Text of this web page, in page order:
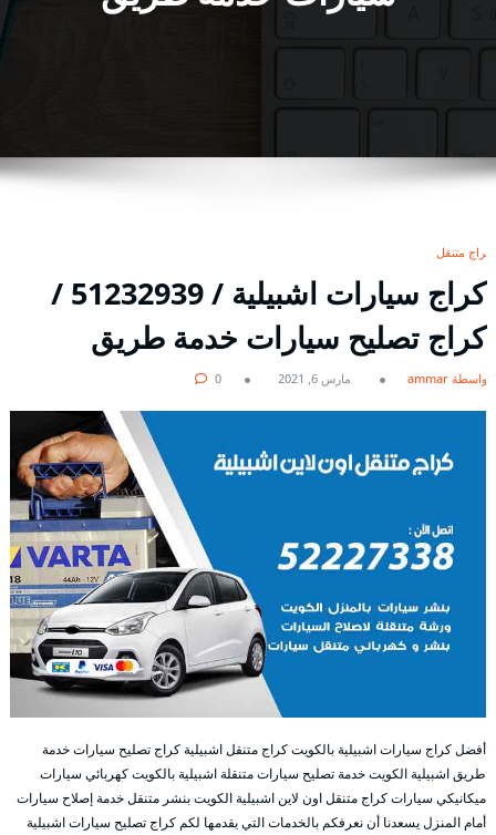
كراج متنقل
كراج سيارات اشبيلية / 51232939‬ /
كراج تصليح سيارات خدمة طريق
بواسطة ammar مارس 6, 2021 0
أفضل كراج سيارات اشبيلية بالكويت كراج متنقل اشبيلية كراج تصليح سيارات خدمة
طريق اشبيلية الكويت خدمة تصليح سيارات متنقلة اشبيلية بالكويت كهربائي سيارات
ميكانيكي سيارات كراج متنقل اون لاين اشبيلية الكويت بنشر متنقل خدمة إصلاح سيارات
أمام المنزل يسعدنا أن نعرفكم بالخدمات التي يقدمها لكم كراج تصليح سيارات اشبيلية